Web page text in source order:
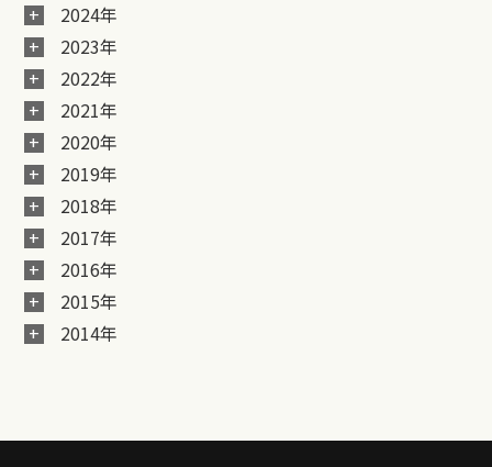
2024年
2023年
2022年
2021年
2020年
2019年
2018年
2017年
2016年
2015年
2014年